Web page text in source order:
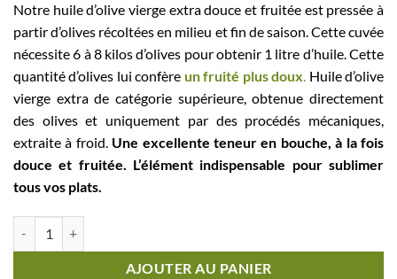
Notre huile d’olive vierge extra douce et fruitée est pressée à
partir d’olives récoltées en milieu et fin de saison. Cette cuvée
nécessite 6 à 8 kilos d’olives pour obtenir 1 litre d’huile. Cette
quantité d’olives lui confère un fruité plus doux. Huile d’olive
vierge extra de catégorie supérieure, obtenue directement
des olives et uniquement par des procédés mécaniques,
extraite à froid. Une excellente teneur en bouche, à la fois
douce et fruitée. L’élément indispensable pour sublimer
tous vos plats.
AJOUTER AU PANIER